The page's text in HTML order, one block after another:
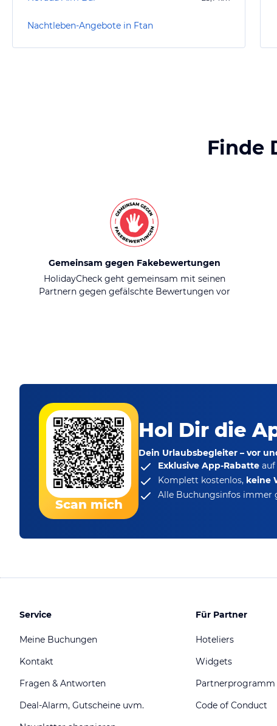
Nachtleben-Angebote in Ftan
Finde
Gemeinsam gegen Fakebewertungen
HolidayCheck geht gemeinsam mit seinen
Partnern gegen gefälschte Bewertungen vor
Scan mich
Hol Dir die
Dein Urlaubsbegleiter – vor
Exklusive App-Rabatte
Komplett kostenlos, keine
Alle Buchungsinfos immer
Service
Meine Buchungen
Kontakt
Fragen & Antworten
Deal-Alarm, Gutscheine uvm.
Für Partner
Hoteliers
Widgets
Partnerprogramm
Code of Conduct